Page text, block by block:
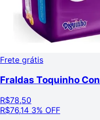
Frete grátis
Fraldas Toquinho
R$78,50
R$76,14 3% OFF